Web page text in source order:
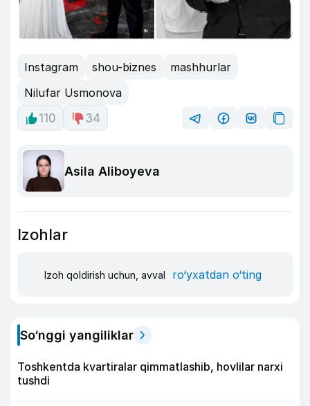
Instagram shou-biznes
mashhurlar
Nilufar Usmonova
110
34
Asila Aliboyeva
Izohlar
Izoh qoldirish uchun, avval ro‘yxatdan o‘ting
So‘nggi yangiliklar
Toshkentda kvartiralar qimmatlashib, hovlilar narxi
tushdi